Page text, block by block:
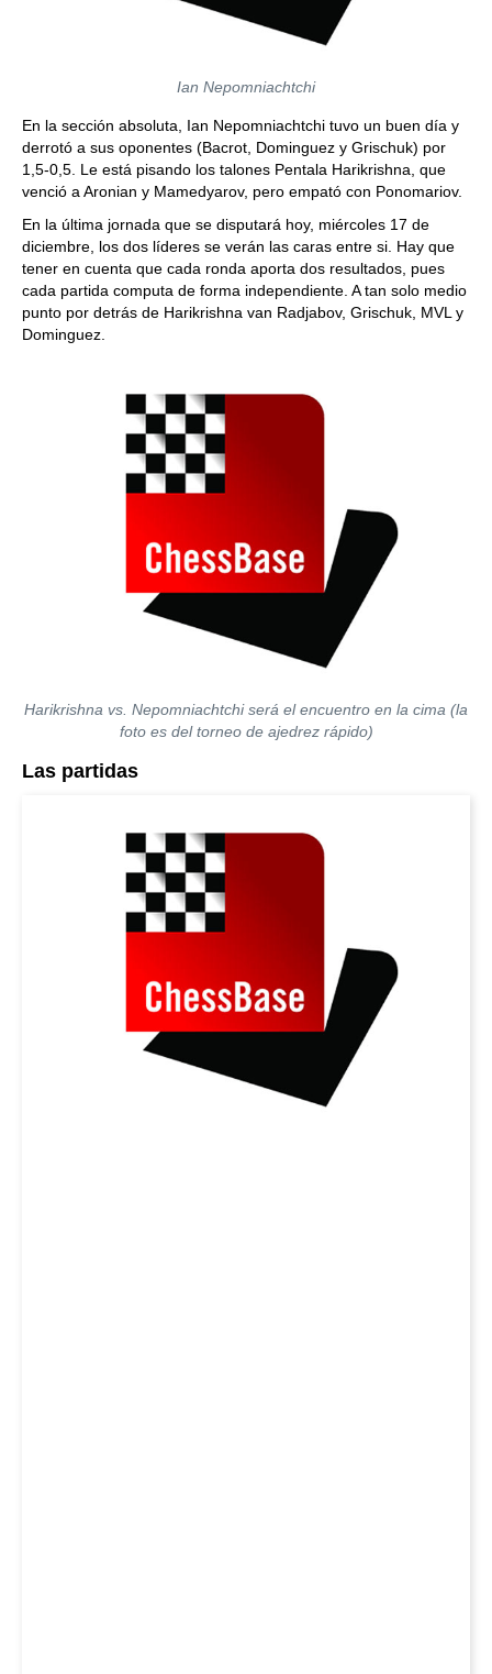
Ian Nepomniachtchi
En la sección absoluta, Ian Nepomniachtchi tuvo un buen día y
derrotó a sus oponentes (Bacrot, Dominguez y Grischuk) por
1,5-0,5. Le está pisando los talones Pentala Harikrishna, que
venció a Aronian y Mamedyarov, pero empató con Ponomariov.
En la última jornada que se disputará hoy, miércoles 17 de
diciembre, los dos líderes se verán las caras entre si. Hay que
tener en cuenta que cada ronda aporta dos resultados, pues
cada partida computa de forma independiente. A tan solo medio
punto por detrás de Harikrishna van Radjabov, Grischuk, MVL y
Dominguez.
Harikrishna vs. Nepomniachtchi será el encuentro en la cima (la
foto es del torneo de ajedrez rápido)
Las partidas